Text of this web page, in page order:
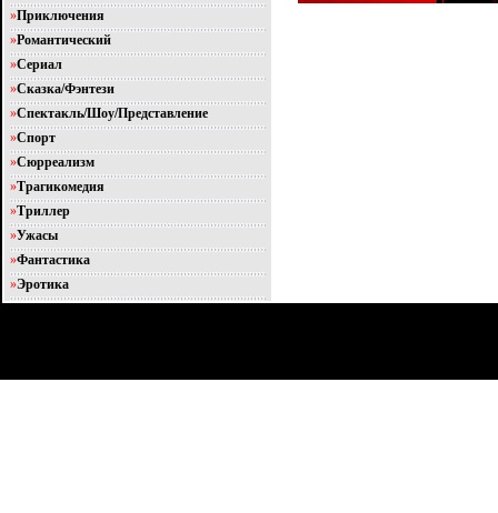
»Приключения
»Романтический
»Сериал
»Сказка/Фэнтези
»Спектакль/Шоу/Представление
»Спорт
»Сюрреализм
»Трагикомедия
»Триллер
»Ужасы
»Фантастика
»Эротика